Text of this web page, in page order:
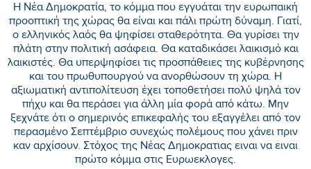
Η Νέα Δημοκρατία, το κόμμα που εγγυάται την ευρωπαική
προοπτική της χώρας θα είναι και πάλι πρώτη δύναμη. Γιατί,
ο ελληνικός λαός θα ψηφίσει σταθερότητα. Θα γυρίσει την
πλάτη στην πολιτική ασάφεια. Θα καταδικάσει λαικισμό και
λαικιστές. Θα υπερψηφίσει τις προσπάθειες της κυβέρνησης
και του πρωθυπουργού να ανορθώσουν τη χώρα. Η
αξιωματική αντιπολίτευση έχει τοποθετήσει πολύ ψηλά τον
πήχυ και θα περάσει για άλλη μία φορά από κάτω. Μην
ξεχνάτε ότι ο σημερινός επικεφαλής του εξαγγέλει από τον
περασμένο Σεπτέμβριο συνεχώς πολέμους που χάνει πριν
καν αρχίσουν. Στόχος της Νέας Δημοκρατιας ειναι να ειναι
πρώτο κόμμα στις Ευρωεκλογες.